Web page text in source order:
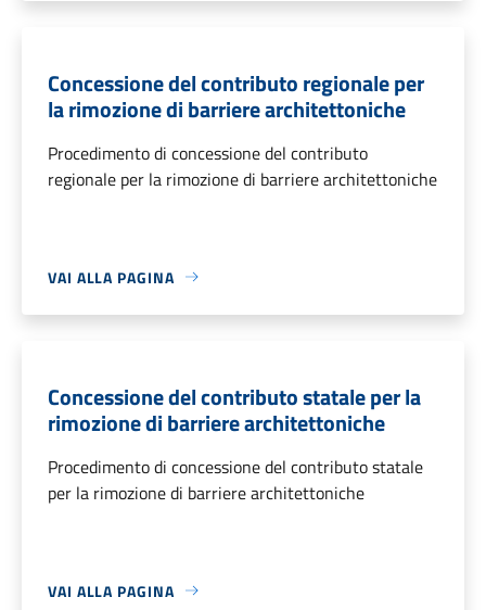
Concessione del contributo regionale per
la rimozione di barriere architettoniche
Procedimento di concessione del contributo
regionale per la rimozione di barriere architettoniche
VAI ALLA PAGINA
Concessione del contributo statale per la
rimozione di barriere architettoniche
Procedimento di concessione del contributo statale
per la rimozione di barriere architettoniche
VAI ALLA PAGINA